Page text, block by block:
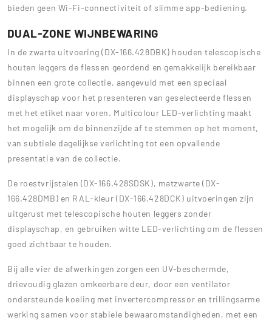
bieden geen Wi-Fi-connectiviteit of slimme app-bediening.
DUAL-ZONE WIJNBEWARING
In de zwarte uitvoering (DX-166.428DBK) houden telescopische
houten leggers de flessen geordend en gemakkelijk bereikbaar
binnen een grote collectie, aangevuld met een speciaal
displayschap voor het presenteren van geselecteerde flessen
met het etiket naar voren. Multicolour LED-verlichting maakt
het mogelijk om de binnenzijde af te stemmen op het moment,
van subtiele dagelijkse verlichting tot een opvallende
presentatie van de collectie.
De roestvrijstalen (DX-166.428SDSK), matzwarte (DX-
166.428DMB) en RAL-kleur (DX-166.428DCK) uitvoeringen zijn
uitgerust met telescopische houten leggers zonder
displayschap, en gebruiken witte LED-verlichting om de flessen
goed zichtbaar te houden.
Bij alle vier de afwerkingen zorgen een UV-beschermde,
drievoudig glazen omkeerbare deur, door een ventilator
ondersteunde koeling met invertercompressor en trillingsarme
werking samen voor stabiele bewaaromstandigheden, met een